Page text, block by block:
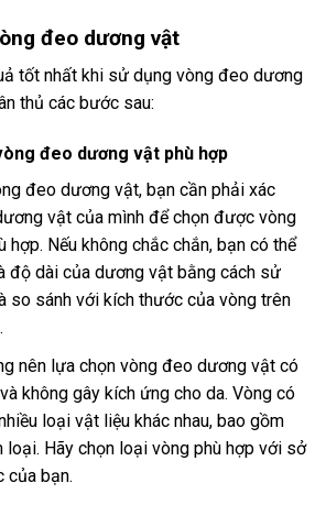
đeo dương vật
tốt nhất khi sử dụng vòng đeo dương
thủ các bước sau:
đeo dương vật phù hợp
đeo dương vật, bạn cần phải xác
vật của mình để chọn được vòng
hợp. Nếu không chắc chắn, bạn có thể
độ dài của dương vật bằng cách sử
so sánh với kích thước của vòng trên
nên lựa chọn vòng đeo dương vật có
không gây kích ứng cho da. Vòng có
loại vật liệu khác nhau, bao gồm
loại. Hãy chọn loại vòng phù hợp với sở
của bạn.